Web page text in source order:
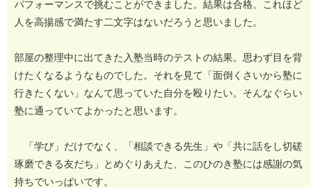
パフォーマンスで挑むことができました。結果は合格。これほど
人を高揚感で満たす二文字はないだろうと思いました。
部屋の整理中に出てきた入塾当時のテストの結果。思わず目を背
けたくなるようなものでした。それを見て「面倒くさいから塾に
行きたくない」なんて思っていた自分を殴りたい。そんなぐらい
塾に通っていてよかったと思います。
「学び」だけでなく、「相談できる先生」や「共に話をし切磋
琢磨できる友だち」とめぐりあえた、このひのき塾には感謝の気
持ちでいっぱいです。